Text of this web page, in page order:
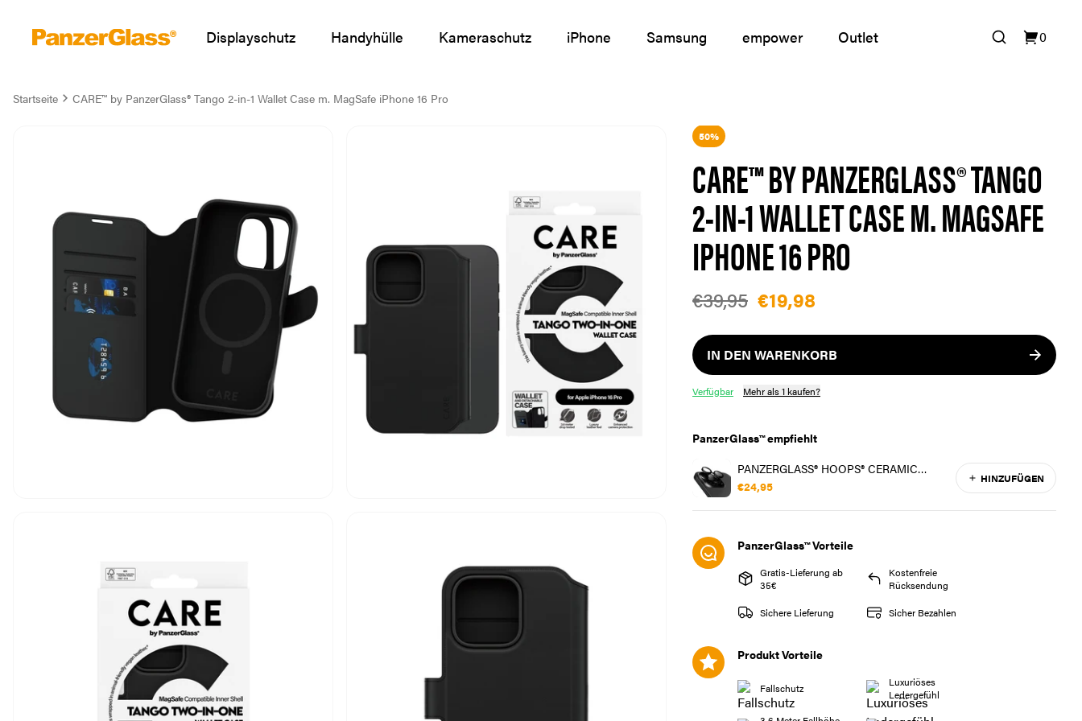
Displayschutz Handyhülle Kameraschutz iPhone Samsung empower Outlet 0
Startseite CARE™ by PanzerGlass® Tango 2-in-1 Wallet Case m. MagSafe iPhone 16 Pro
50%
CARE™ BY PANZERGLASS® TANGO
2-IN-1 WALLET CASE M. MAGSAFE
IPHONE 16 PRO
€39,95 €19,98
IN DEN WARENKORB
Verfügbar Mehr als 1 kaufen?
PanzerGlass™ empfiehlt
PANZERGLASS® HOOPS® CERAMIC
KAMERASCHUTZ IPHONE 16 PRO | 16
€24,95 HINZUFÜGEN
PanzerGlass™ Vorteile
Gratis-Lieferung ab
35€
Kostenfreie
Rücksendung
Sichere Lieferung
Sicher Bezahlen
Produkt Vorteile
Fallschutz
Luxuriöses
Ledergefühl